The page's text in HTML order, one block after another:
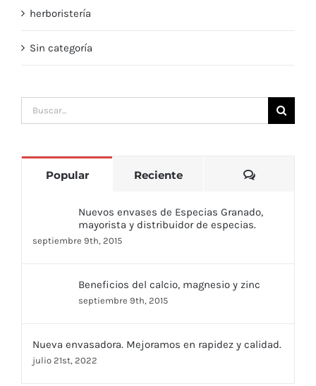
herboristería
Sin categoría
Buscar:
Popular Reciente
Nuevos envases de Especias Granado,
mayorista y distribuidor de especias.
septiembre 9th, 2015
Beneficios del calcio, magnesio y zinc
septiembre 9th, 2015
Nueva envasadora. Mejoramos en rapidez y calidad.
julio 21st, 2022